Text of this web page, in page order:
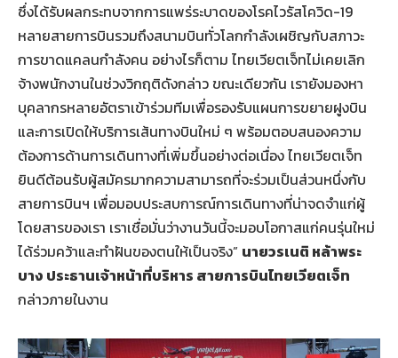
ซึ่งได้รับผลกระทบจากการแพร่ระบาดของโรคไวรัสโควิด-19
หลายสายการบินรวมถึงสนามบินทั่วโลกกำลังเผชิญกับสภาวะ
การขาดแคลนกำลังคน อย่างไรก็ตาม ไทยเวียตเจ็ทไม่เคยเลิก
จ้างพนักงานในช่วงวิกฤติดังกล่าว ขณะเดียวกัน เรายังมองหา
บุคลากรหลายอัตราเข้าร่วมทีมเพื่อรองรับแผนการขยายฝูงบิน
และการเปิดให้บริการเส้นทางบินใหม่ ๆ พร้อมตอบสนองความ
ต้องการด้านการเดินทางที่เพิ่มขึ้นอย่างต่อเนื่อง ไทยเวียตเจ็ท
ยินดีต้อนรับผู้สมัครมากความสามารถที่จะร่วมเป็นส่วนหนึ่งกับ
สายการบินฯ เพื่อมอบประสบการณ์การเดินทางที่น่าจดจำแก่ผู้
โดยสารของเรา เราเชื่อมั่นว่างานวันนี้จะมอบโอกาสแก่คนรุ่นใหม่
ได้ร่วมคว้าและทำฝันของตนให้เป็นจริง” นายวรเนติ หล้าพระ
บาง ประธานเจ้าหน้าที่บริหาร สายการบินไทยเวียตเจ็ท
กล่าวภายในงาน